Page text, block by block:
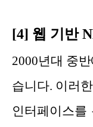
[4] 웹 기반
2000년대 중
습니다. 이러
인터페이스를